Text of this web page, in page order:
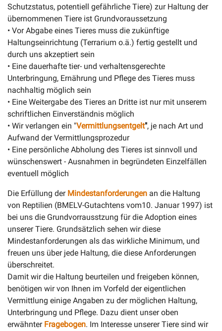
Schutzstatus, potentiell gefährliche Tiere) zur Haltung der
übernommenen Tiere ist Grundvoraussetzung
• Vor Abgabe eines Tieres muss die zukünftige
Haltungseinrichtung (Terrarium o.ä.) fertig gestellt und
durch uns akzeptiert sein
• Eine dauerhafte tier- und verhaltensgerechte
Unterbringung, Ernährung und Pflege des Tieres muss
nachhaltig möglich sein
• Eine Weitergabe des Tieres an Dritte ist nur mit unserem
schriftlichen Einverständnis möglich
• Wir verlangen ein "Vermittlungsentgelt", je nach Art und
Aufwand der Vermittlungsprozedur
• Eine persönliche Abholung des Tieres ist sinnvoll und
wünschenswert - Ausnahmen in begründeten Einzelfällen
eventuell möglich
Die Erfüllung der Mindestanforderungen an die Haltung
von Reptilien (BMELV-Gutachtens vom10. Januar 1997) ist
bei uns die Grundvorrausstzung für die Adoption eines
unserer Tiere. Grundsätzlich sehen wir diese
Mindestanforderungen als das wirkliche Minimum, und
freuen uns über jede Haltung, die diese Anforderungen
überschreitet.
Damit wir die Haltung beurteilen und freigeben können,
benötigen wir von Ihnen im Vorfeld der eigentlichen
Vermittlung einige Angaben zu der möglichen Haltung,
Unterbringung und Pflege. Dazu dient unser oben
erwähnter Fragebogen. Im Interesse unserer Tiere sind wir